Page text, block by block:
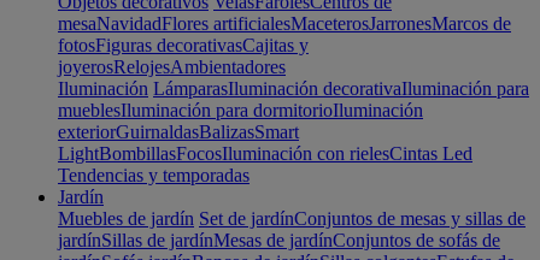
mesaNavidadFlores artificialesMaceterosJarronesMarcos de
fotosFiguras decorativasCajitas y
joyerosRelojesAmbientadores
Iluminación LámparasIluminación decorativaIluminación para
mueblesIluminación para dormitorioIluminación
exteriorGuirnaldasBalizasSmart
LightBombillasFocosIluminación con rielesCintas Led
Tendencias y temporadas
Jardín
Muebles de jardín Set de jardínConjuntos de mesas y sillas de
jardínSillas de jardínMesas de jardínConjuntos de sofás de